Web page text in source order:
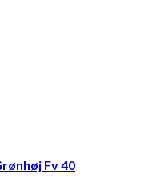
Fv 40